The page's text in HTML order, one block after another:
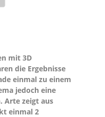
mit 3D
die Ergebnisse
einmal zu einem
jedoch eine
Arte zeigt aus
einmal 2